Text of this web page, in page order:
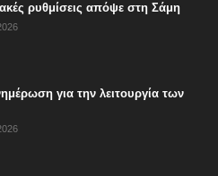
ρυθμίσεις απόψε στη Σάμη
για την λειτουργία των